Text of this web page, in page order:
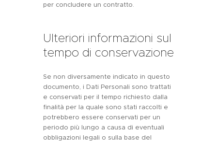
per concludere un contratto.
Ulteriori informazioni sul
tempo di conservazione
Se non diversamente indicato in questo
documento, i Dati Personali sono trattati
e conservati per il tempo richiesto dalla
finalità per la quale sono stati raccolti e
potrebbero essere conservati per un
periodo più lungo a causa di eventuali
obbligazioni legali o sulla base del